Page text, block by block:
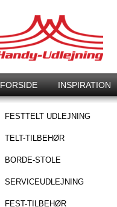
FORSIDE INSPIRATION
FESTTELT UDLEJNING
TELT-TILBEHØR
BORDE-STOLE
SERVICEUDLEJNING
FEST-TILBEHØR